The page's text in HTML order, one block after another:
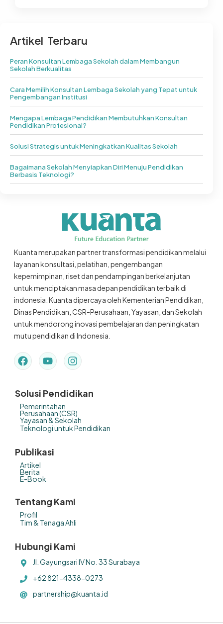
Artikel Terbaru
Peran Konsultan Lembaga Sekolah dalam Membangun
Sekolah Berkualitas
Cara Memilih Konsultan Lembaga Sekolah yang Tepat untuk
Pengembangan Institusi
Mengapa Lembaga Pendidikan Membutuhkan Konsultan
Pendidikan Profesional?
Solusi Strategis untuk Meningkatkan Kualitas Sekolah
Bagaimana Sekolah Menyiapkan Diri Menuju Pendidikan
Berbasis Teknologi?
Kuanta merupakan partner transformasi pendidikan melalui
layanan konsultasi, pelatihan, pengembangan
kepemimpinan, riset dan pendampingan berkelanjutan
untuk menciptakan masa depan pendidikan terbaik di
indonesia. Kuanta dipercaya oleh Kementerian Pendidikan,
Dinas Pendidikan, CSR-Perusahaan, Yayasan, dan Sekolah
untuk mendorong inovasi pembelajaran dan peningkatan
mutu pendidikan di Indonesia.
Solusi Pendidikan
Pemerintahan
Perusahaan (CSR)
Yayasan & Sekolah
Teknologi untuk Pendidikan
Publikasi
Artikel
Berita
E-Book
Tentang Kami
Profil
Tim & Tenaga Ahli
Hubungi Kami
Jl. Gayungsari IV No. 33 Surabaya
+62 821-4338-0273
partnership@kuanta.id